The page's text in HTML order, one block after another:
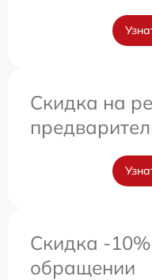
Скидка на
Скидка -
обращении